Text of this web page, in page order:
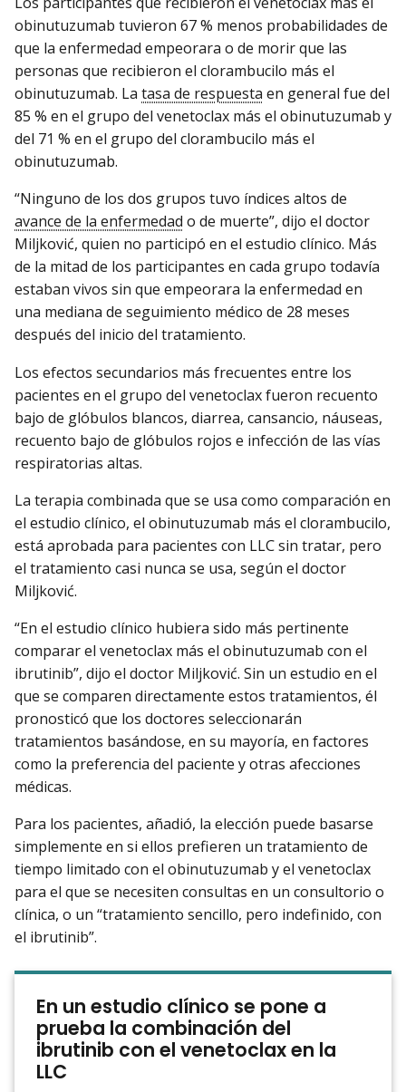
obinutuzumab tuvieron 67 % menos probabilidades de
que la enfermedad empeorara o de morir que las
personas que recibieron el clorambucilo más el
obinutuzumab. La tasa de respuesta en general fue del
85 % en el grupo del venetoclax más el obinutuzumab y
del 71 % en el grupo del clorambucilo más el
obinutuzumab.
“Ninguno de los dos grupos tuvo índices altos de
avance de la enfermedad o de muerte”, dijo el doctor
Miljković, quien no participó en el estudio clínico. Más
de la mitad de los participantes en cada grupo todavía
estaban vivos sin que empeorara la enfermedad en
una mediana de seguimiento médico de 28 meses
después del inicio del tratamiento.
Los efectos secundarios más frecuentes entre los
pacientes en el grupo del venetoclax fueron recuento
bajo de glóbulos blancos, diarrea, cansancio, náuseas,
recuento bajo de glóbulos rojos e infección de las vías
respiratorias altas.
La terapia combinada que se usa como comparación en
el estudio clínico, el obinutuzumab más el clorambucilo,
está aprobada para pacientes con LLC sin tratar, pero
el tratamiento casi nunca se usa, según el doctor
Miljković.
“En el estudio clínico hubiera sido más pertinente
comparar el venetoclax más el obinutuzumab con el
ibrutinib”, dijo el doctor Miljković. Sin un estudio en el
que se comparen directamente estos tratamientos, él
pronosticó que los doctores seleccionarán
tratamientos basándose, en su mayoría, en factores
como la preferencia del paciente y otras afecciones
médicas.
Para los pacientes, añadió, la elección puede basarse
simplemente en si ellos prefieren un tratamiento de
tiempo limitado con el obinutuzumab y el venetoclax
para el que se necesiten consultas en un consultorio o
clínica, o un “tratamiento sencillo, pero indefinido, con
el ibrutinib”.
En un estudio clínico se pone a
prueba la combinación del
ibrutinib con el venetoclax en la
LLC